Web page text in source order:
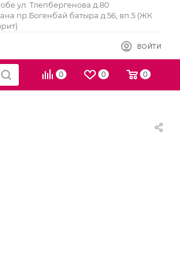
ул. Тлепбергенова д.80
пр.Богенбай батыра д.56, вп.5 (ЖК
ВОЙТИ
0 0 0